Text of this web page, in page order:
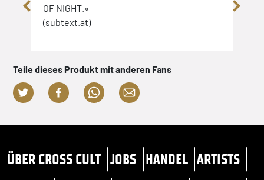
OF NIGHT.«
(subtext.at)
Teile dieses Produkt mit anderen Fans
ÜBER CROSS CULT JOBS HANDEL ARTISTS